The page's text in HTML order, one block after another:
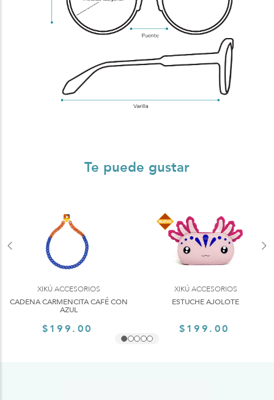
Te puede gustar
XIKÚ ACCESORIOS
CADENA CARMENCITA CAFÉ CON
AZUL
$199.00
XIKÚ ACCESORIOS
ESTUCHE AJOLOTE
$199.00